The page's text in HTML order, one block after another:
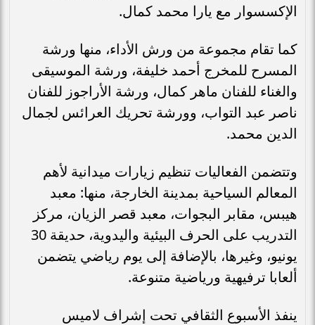
الإكسسوار مع يارا محمد كمال.
كما تقام مجموعة من ورش الأداء، منها ورشة
المسرح للمخرج أحمد خليفة، ورشة الموسيقى
والغناء للفنان ماهر كمال، ورشة الأراجوز للفنان
ناصر عبد التواب، وورشة تحريك العرائس لجمال
الدين محمد.
وتتضمن الفعاليات تنظيم زيارات ميدانية لأهم
المعالم السياحية بمدينة الخارجة، منها: معبد
هيبس، مقابر البجوات، معبد قصر الزيان، مركز
التدريب على الحرف البيئية واليدوية، حديقة 30
يونيو، وغيرها، بالإضافة إلى يوم رياضي يتضمن
ألعابا ترفيهية ورياضية متنوعة.
ينفذ الأسبوع الثقافي تحت إشراف لاميس